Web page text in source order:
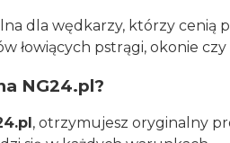
dla wędkarzy, którzy cenią
łowiących pstrągi, okonie
NG24.pl?
, otrzymujesz oryginalny